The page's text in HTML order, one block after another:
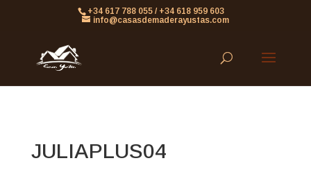
861613063953479
+34 617 788 055 / +34 618 959 603
info@casasdemaderayustas.com
JULIAPLUS04